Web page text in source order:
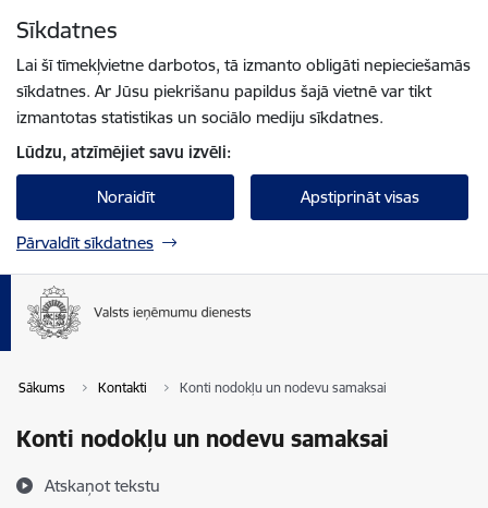
Sīkdatnes
Lai šī tīmekļvietne darbotos, tā izmanto obligāti nepieciešamās
sīkdatnes. Ar Jūsu piekrišanu papildus šajā vietnē var tikt
izmantotas statistikas un sociālo mediju sīkdatnes.
Lūdzu, atzīmējiet savu izvēli:
Noraidīt Apstiprināt visas
Pārvaldīt sīkdatnes
Sākums Kontakti Konti nodokļu un nodevu samaksai
Konti nodokļu un nodevu samaksai
Atskaņot tekstu